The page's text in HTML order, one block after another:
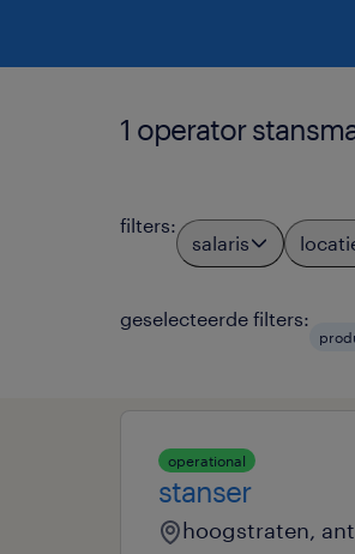
1 operator
filters:
salaris
geselecteerde filters:
operational
stanser
hoogstraten,